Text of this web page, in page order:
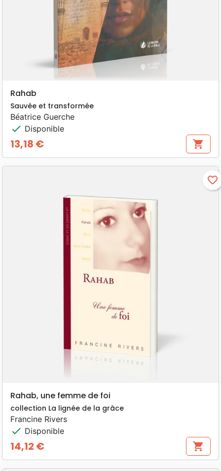
Rahab
Sauvée et transformée
Béatrice Guerche
check Disponible
Prix
13,18 € shopping_cart
favorite_border
Rahab, une femme de foi
collection La lignée de la grâce
Francine Rivers
check Disponible
Prix
14,12 € shopping_cart